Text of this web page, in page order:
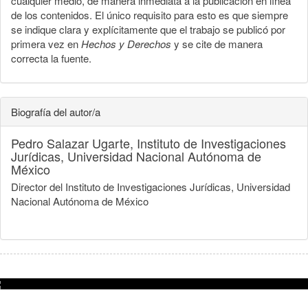
de los contenidos. El único requisito para esto es que siempre
se indique clara y explícitamente que el trabajo se publicó por
primera vez enHechos y Derechos y se cite de manera
correcta la fuente.
Biografía del autor/a
Pedro Salazar Ugarte, Instituto de Investigaciones
Jurídicas, Universidad Nacional Autónoma de
México
Director del Instituto de Investigaciones Jurídicas, Universidad
Nacional Autónoma de México